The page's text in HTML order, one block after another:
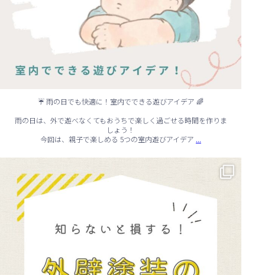
☔ 雨の日でも快適に！室内でできる遊びアイデア 🌈
雨の日は、外で遊べなくてもおうちで楽しく過ごせる時間を作りま
しょう！
今回は、親子で楽しめる 5つの室内遊びアイデア ...
...